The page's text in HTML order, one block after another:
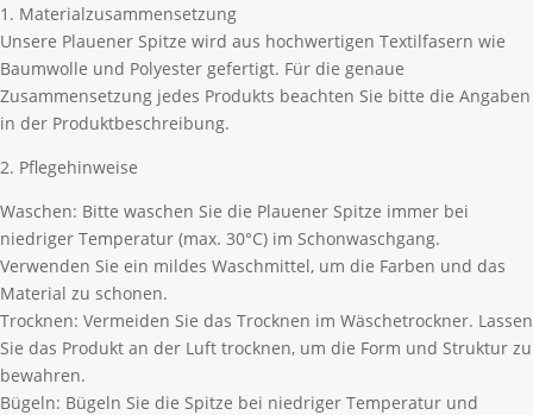
1. Materialzusammensetzung
Unsere Plauener Spitze wird aus hochwertigen Textilfasern wie
Baumwolle und Polyester gefertigt. Für die genaue
Zusammensetzung jedes Produkts beachten Sie bitte die Angaben
in der Produktbeschreibung.
2. Pflegehinweise
Waschen: Bitte waschen Sie die Plauener Spitze immer bei
niedriger Temperatur (max. 30°C) im Schonwaschgang.
Verwenden Sie ein mildes Waschmittel, um die Farben und das
Material zu schonen.
Trocknen: Vermeiden Sie das Trocknen im Wäschetrockner. Lassen
Sie das Produkt an der Luft trocknen, um die Form und Struktur zu
bewahren.
Bügeln: Bügeln Sie die Spitze bei niedriger Temperatur und